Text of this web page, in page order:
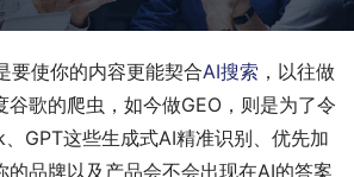
要使你的内容更能契合AI搜索 ，以往做
谷歌的爬虫，如今做GEO，则是为了令
GPT这些生成式AI精准识别、优先加
的品牌以及产品会不会出现在AI的答案